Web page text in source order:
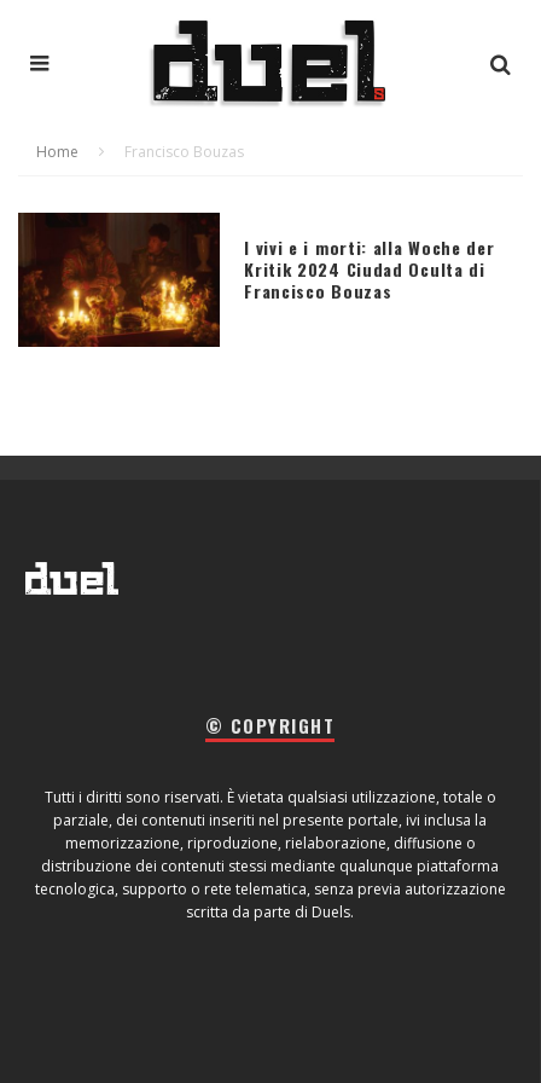
Home Francisco Bouzas
I vivi e i morti: alla Woche der
Kritik 2024 Ciudad Oculta di
Francisco Bouzas
© COPYRIGHT
Tutti i diritti sono riservati. È vietata qualsiasi utilizzazione, totale o
parziale, dei contenuti inseriti nel presente portale, ivi inclusa la
memorizzazione, riproduzione, rielaborazione, diffusione o
distribuzione dei contenuti stessi mediante qualunque piattaforma
tecnologica, supporto o rete telematica, senza previa autorizzazione
scritta da parte di Duels.